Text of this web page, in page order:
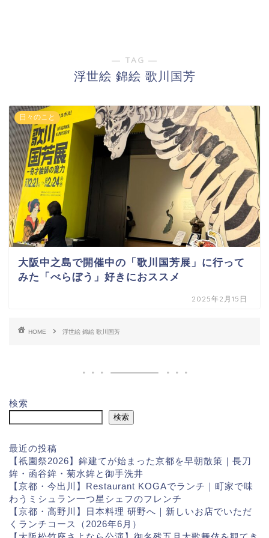
― TAG ―
浮世絵 錦絵 歌川国芳
日々のこと
大阪中之島で開催中の「歌川国芳展」に行って
みた「べらぼう」好きにおススメ
2025年2月15日
HOME 浮世絵 錦絵 歌川国芳
検索
検索
最近の投稿
【祇園祭2026】鉾建てが始まった京都を早朝散策｜長刀
鉾・函谷鉾・菊水鉾と御手洗井
【京都・今出川】Restaurant KOGAでランチ｜町家で味
わうミシュラン一つ星シェフのフレンチ
【京都・高野川】日本料理 研野へ｜新しいお店でいただ
くランチコース（2026年6月）